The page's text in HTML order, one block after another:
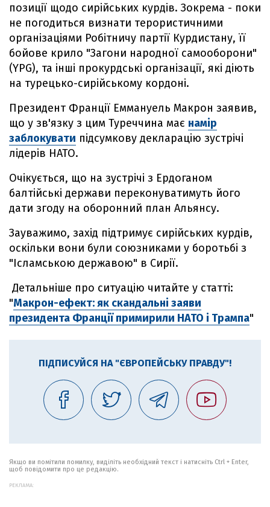
позиції щодо сирійських курдів. Зокрема - поки
не погодиться визнати терористичними
організаціями Робітничу партії Курдистану, її
бойове крило "Загони народної самооборони"
(YPG), та інші прокурдські організації, які діють
на турецько-сирійському кордоні.
Президент Франції Еммануель Макрон заявив,
що у зв'язку з цим Туреччина має намір
заблокувати підсумкову декларацію зустрічі
лідерів НАТО.
Очікується, що на зустрічі з Ердоганом
балтійські держави переконуватимуть його
дати згоду на оборонний план Альянсу.
Зауважимо, захід підтримує сирійських курдів,
оскільки вони були союзниками у боротьбі з
"Ісламською державою" в Сирії.
Детальніше про ситуацію читайте у статті:
"Макрон-ефект: як скандальні заяви
президента Франції примирили НАТО і Трампа"
ПІДПИСУЙСЯ НА "ЄВРОПЕЙСЬКУ ПРАВДУ"!
Якщо ви помітили помилку, виділіть необхідний текст і натисніть Ctrl + Enter,
щоб повідомити про це редакцію.
РЕКЛАМА: